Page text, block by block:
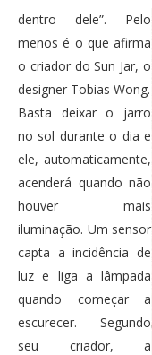
dentro dele”. Pelo
menos é o que afirma
o criador do Sun Jar, o
designer Tobias Wong.
Basta deixar o jarro
no sol durante o dia e
ele, automaticamente,
acenderá quando não
houver mais
iluminação. Um sensor
capta a incidência de
luz e liga a lâmpada
quando começar a
escurecer. Segundo
seu criador, a